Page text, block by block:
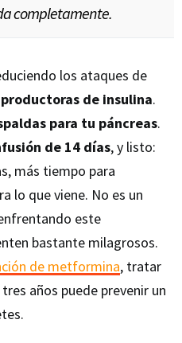
completamente.
los ataques de
de insulina.
para tu páncreas.
de 14 días, y listo:
más tiempo para
lo que viene. No es un
este
bastante milagrosos.
de metformina, tratar
años puede prevenir un